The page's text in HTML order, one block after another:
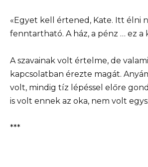
«Egyet kell értened, Kate. Itt élni
fenntartható. A ház, a pénz … ez a
A szavainak volt értelme, de
kapcsolatban érezte magát.
volt, mindig tíz lépéssel előre
is volt ennek az oka, nem volt
***